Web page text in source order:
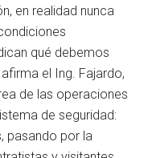
en realidad nunca
qué debemos
el Ing. Fajardo,
de las operaciones
de seguridad:
pasando por la